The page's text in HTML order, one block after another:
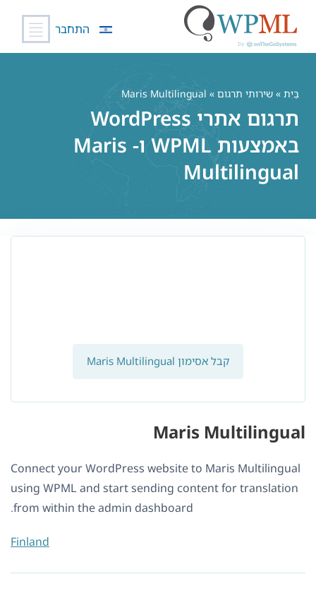
התחבר
בַּיִת » שירותי תרגום » Maris Multilingual
תרגום אתרי WordPress
באמצעות WPML ו- Maris
Multilingual
קבל אסימון Maris Multilingual
Maris Multilingual
Connect your WordPress website to Maris Multilingual
using WPML and start sending content for translation
from within the admin dashboard.
Finland